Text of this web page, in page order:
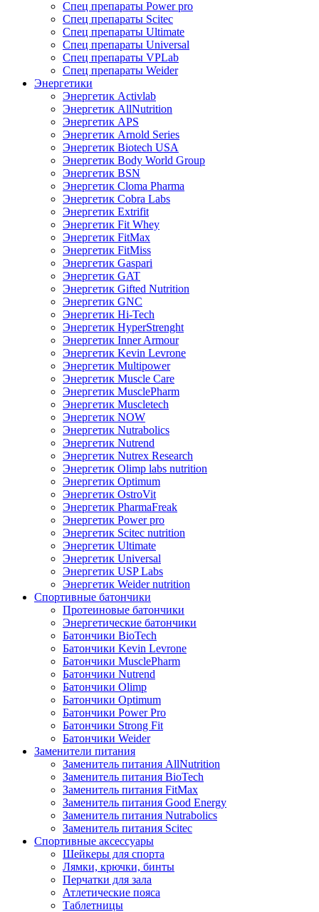
Спец препараты Power pro
Спец препараты Scitec
Спец препараты Ultimate
Спец препараты Universal
Спец препараты VPLab
Спец препараты Weider
Энергетики
Энергетик Activlab
Энергетик AllNutrition
Энергетик APS
Энергетик Arnold Series
Энергетик Biotech USA
Энергетик Body World Group
Энергетик BSN
Энергетик Cloma Pharma
Энергетик Cobra Labs
Энергетик Extrifit
Энергетик Fit Whey
Энергетик FitMax
Энергетик FitMiss
Энергетик Gaspari
Энергетик GAT
Энергетик Gifted Nutrition
Энергетик GNC
Энергетик Hi-Tech
Энергетик HyperStrenght
Энергетик Inner Armour
Энергетик Kevin Levrone
Энергетик Multipower
Энергетик Muscle Care
Энергетик MusclePharm
Энергетик Muscletech
Энергетик NOW
Энергетик Nutrabolics
Энергетик Nutrend
Энергетик Nutrex Research
Энергетик Olimp labs nutrition
Энергетик Optimum
Энергетик OstroVit
Энергетик PharmaFreak
Энергетик Power pro
Энергетик Scitec nutrition
Энергетик Ultimate
Энергетик Universal
Энергетик USP Labs
Энергетик Weider nutrition
Спортивные батончики
Протеиновые батончики
Энергетические батончики
Батончики BioTech
Батончики Kevin Levrone
Батончики MusclePharm
Батончики Nutrend
Батончики Olimp
Батончики Optimum
Батончики Power Pro
Батончики Strong Fit
Батончики Weider
Заменители питания
Заменитель питания AllNutrition
Заменитель питания BioTech
Заменитель питания FitMax
Заменитель питания Good Energy
Заменитель питания Nutrabolics
Заменитель питания Scitec
Спортивные аксессуары
Шейкеры для спорта
Лямки, крючки, бинты
Перчатки для зала
Атлетические пояса
Таблетницы